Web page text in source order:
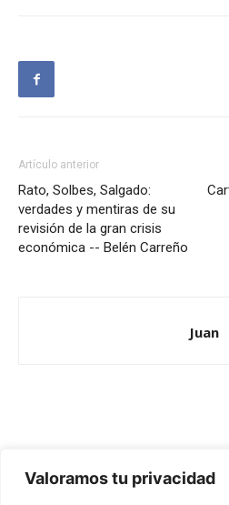
Valoramos tu privacidad
Artículo anterior
Rato, Solbes, Salgado:
verdades y mentiras de su
revisión de la gran crisis
económica -- Belén Carreño
Juan
Redes Cristianas